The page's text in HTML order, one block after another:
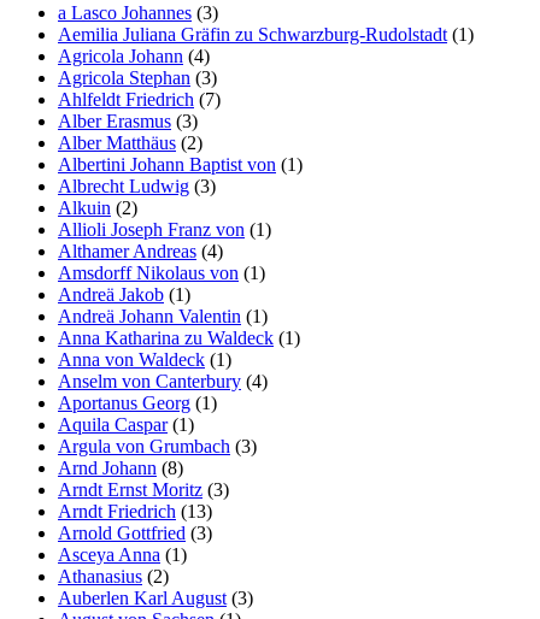
a Lasco Johannes (3)
Aemilia Juliana Gräfin zu Schwarzburg-Rudolstadt (1)
Agricola Johann (4)
Agricola Stephan (3)
Ahlfeldt Friedrich (7)
Alber Erasmus (3)
Alber Matthäus (2)
Albertini Johann Baptist von (1)
Albrecht Ludwig (3)
Alkuin (2)
Allioli Joseph Franz von (1)
Althamer Andreas (4)
Amsdorff Nikolaus von (1)
Andreä Jakob (1)
Andreä Johann Valentin (1)
Anna Katharina zu Waldeck (1)
Anna von Waldeck (1)
Anselm von Canterbury (4)
Aportanus Georg (1)
Aquila Caspar(1)
Argula von Grumbach (3)
Arnd Johann (8)
Arndt Ernst Moritz (3)
Arndt Friedrich (13)
Arnold Gottfried (3)
Asceya Anna (1)
Athanasius (2)
Auberlen Karl August (3)